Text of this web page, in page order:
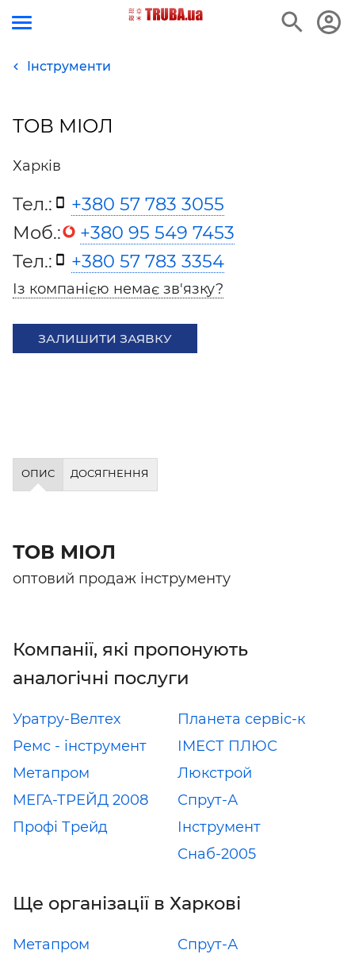
Інструменти
ТОВ МІОЛ
Харків
Тел.:
+380 57 783 3055
Моб.:
+380 95 549 7453
Тел.:
+380 57 783 3354
Із компанією немає зв'язку?
ЗАЛИШИТИ ЗАЯВКУ
ОПИС ДОСЯГНЕННЯ
ТОВ МІОЛ
оптовий продаж інструменту
Компанії, які пропонують
аналогічні послуги
Уратру-Велтех
Планета сервіс-к
Ремс - інструмент
ІМЕСТ ПЛЮС
Метапром
Люкстрой
МЕГА-ТРЕЙД 2008
Спрут-А
Профі Трейд
Інструмент
Снаб-2005
Ще організації в Харкові
Метапром
Спрут-А